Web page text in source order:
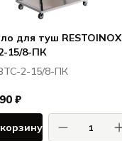
для туш RESTOINOX
15/8-ПК
2-15/8-ПК
₽